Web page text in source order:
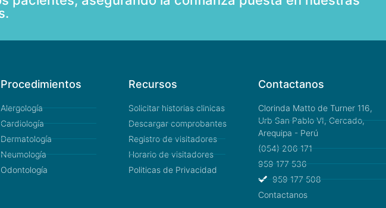
Procedimientos
Alergología
Cardiología
Dermatología
Neumología
Odontología
Recursos
Solicitar historias clinicas
Descargar comprobantes
Registro de visitadores
Horario de visitadores
Politicas de Privacidad
Contactanos
Clorinda Matto de Turner 116,
Urb San Pablo VI, Cercado,
Arequipa - Perú
(054) 206 171
959 177 536
959 177 508
Contactanos